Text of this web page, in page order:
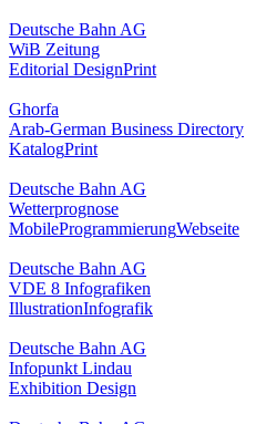
Deutsche Bahn AG
WiB Zeitung
Editorial DesignPrint
Ghorfa
Arab-German Business Directory
KatalogPrint
Deutsche Bahn AG
Wetterprognose
MobileProgrammierungWebseite
Deutsche Bahn AG
VDE 8 Infografiken
IllustrationInfografik
Deutsche Bahn AG
Infopunkt Lindau
Exhibition Design